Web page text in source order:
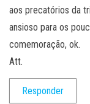
aos precatórios da
ansioso para os
comemoração, ok.
Att.
Responder